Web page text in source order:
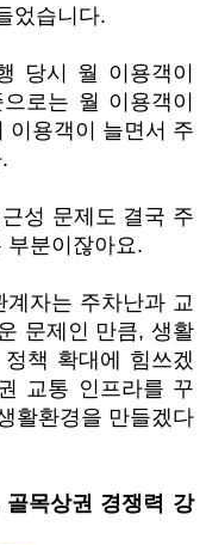
었습니다.
당시 월 이용객이
로는 월 이용객이
이용객이 늘면서 주
.
성 문제도 결국 주
부분이잖아요.
계자는 주차난과 교
문제인 만큼, 생활
책 확대에 힘쓰겠
교통 인프라를 꾸
활환경을 만들겠다
골목상권 경쟁력 강